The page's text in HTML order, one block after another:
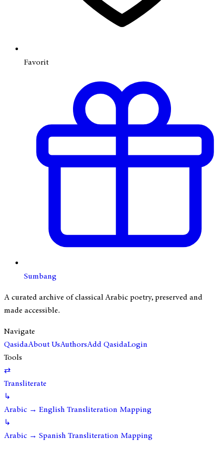
Favorit
Sumbang
A curated archive of classical Arabic poetry, preserved and
made accessible.
Navigate
QasidaAbout UsAuthorsAdd QasidaLogin
Tools
⇄
Transliterate
↳
Arabic → English Transliteration Mapping
↳
Arabic → Spanish Transliteration Mapping